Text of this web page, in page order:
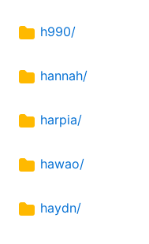
h990/
hannah/
harpia/
hawao/
haydn/